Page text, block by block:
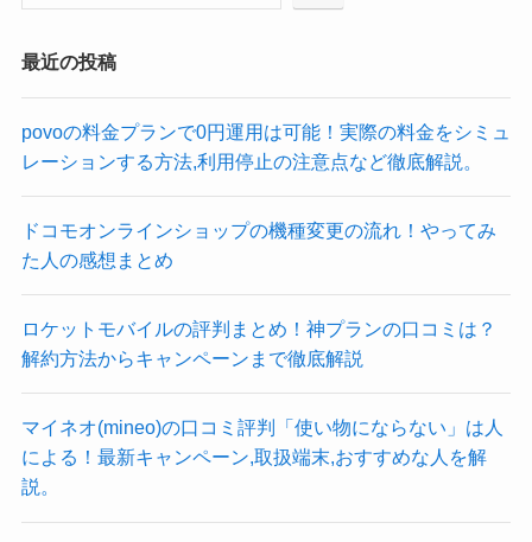
最近の投稿
povoの料金プランで0円運用は可能！実際の料金をシミュ
レーションする方法,利用停止の注意点など徹底解説。
ドコモオンラインショップの機種変更の流れ！やってみ
た人の感想まとめ
ロケットモバイルの評判まとめ！神プランの口コミは？
解約方法からキャンペーンまで徹底解説
マイネオ(mineo)の口コミ評判「使い物にならない」は人
による！最新キャンペーン,取扱端末,おすすめな人を解
説。